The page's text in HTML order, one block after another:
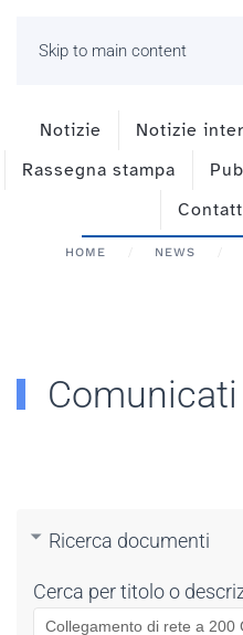
Skip to main content
Notizie Notizie
Rassegna stampa
HOME NEWS
Comunicati
Ricerca documenti
Cerca per titolo o